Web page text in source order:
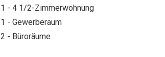
1 - 4 1/2-Zimmerwohnung
1 - Gewerberaum
2 - Büroräume